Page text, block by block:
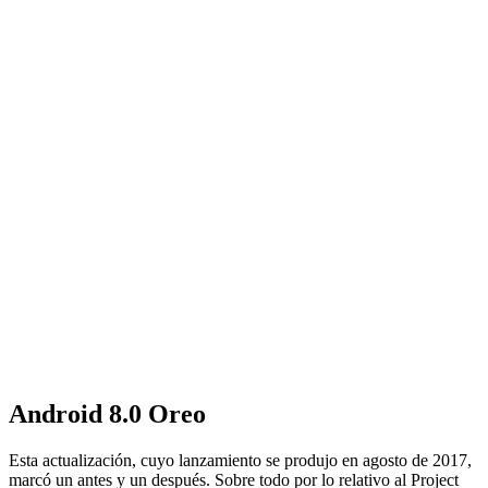
Android 8.0 Oreo
Esta actualización, cuyo lanzamiento se produjo en agosto de 2017,
marcó un antes y un después. Sobre todo por lo relativo al Project